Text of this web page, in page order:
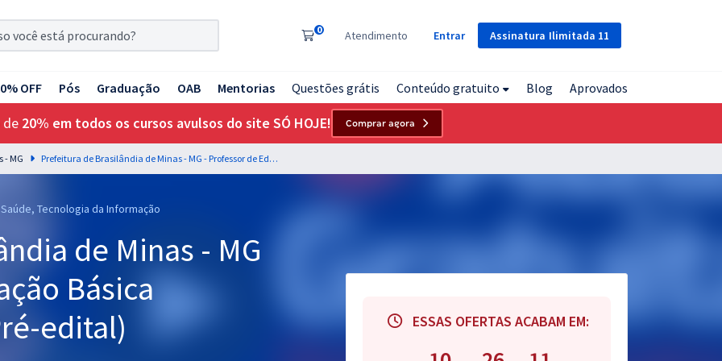
Assinatura Ilimitada 11
0 Atendimento Entrar
OFF Pós Graduação OAB Mentorias Questões grátis Conteúdo gratuito Blog Aprovados
de 20% em todos os cursos avulsos do site SÓ HOJE! Comprar agora
- MG Prefeitura de Brasilândia de Minas - MG - Professor de Educação Básica (Educação Física) (Pré-edital)
Tecnologia da Informação
de Minas - MG
Básica
edital)
ESSAS OFERTAS ACABAM EM: